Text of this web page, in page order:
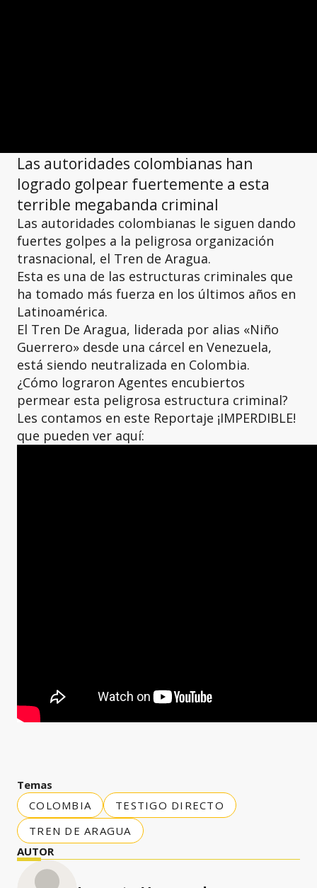
Las autoridades colombianas han
logrado golpear fuertemente a esta
terrible megabanda criminal
Las autoridades colombianas le siguen dando
fuertes golpes a la peligrosa organización
trasnacional, el Tren de Aragua.
Esta es una de las estructuras criminales que
ha tomado más fuerza en los últimos años en
Latinoamérica.
El Tren De Aragua, liderada por alias «Niño
Guerrero» desde una cárcel en Venezuela,
está siendo neutralizada en Colombia.
¿Cómo lograron Agentes encubiertos
permear esta peligrosa estructura criminal?
Les contamos en este Reportaje ¡IMPERDIBLE!
que pueden ver aquí:
Temas
COLOMBIA
TESTIGO DIRECTO
TREN DE ARAGUA
AUTOR